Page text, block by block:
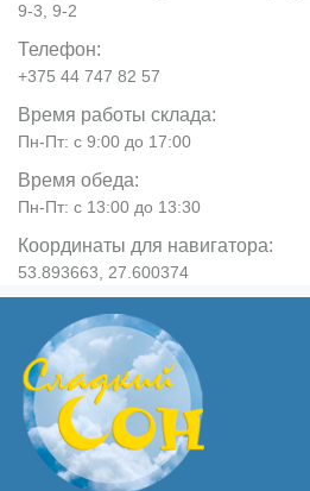
9-3, 9-2
Телефон:
+375 44 747 82 57
Время работы склада:
Пн-Пт: с 9:00 до 17:00
Время обеда:
Пн-Пт: с 13:00 до 13:30
Координаты для навигатора:
53.893663, 27.600374